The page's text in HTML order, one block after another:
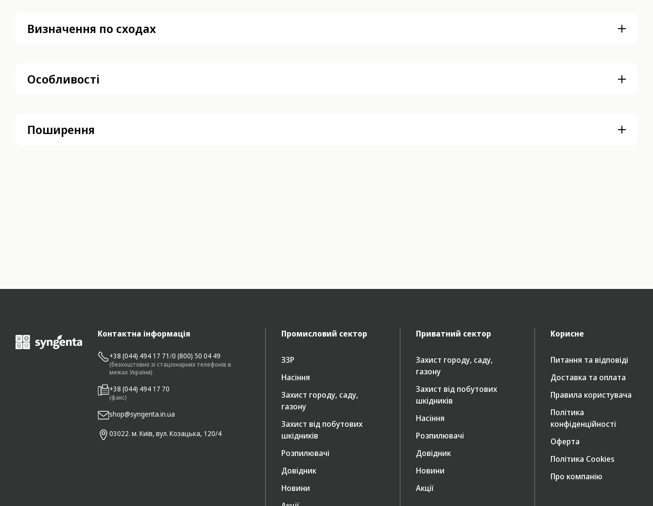
Визначення по сходах
Особливості
Поширення
Контактна інформація
+38 (044) 494 17 71/0 (800) 50 04 49
(безкоштовно зі стаціонарних телефонів в
межах України)
+38 (044) 494 17 70
(факс)
shop@syngenta.in.ua
03022. м. Київ, вул. Козацька, 120/4
Промисловий сектор
ЗЗР
Насіння
Захист городу, саду,
газону
Захист від побутових
шкідників
Розпилювачі
Довідник
Новини
Приватний сектор
Захист городу, саду,
газону
Захист від побутових
шкідників
Насіння
Розпилювачі
Довідник
Новини
Акції
Корисне
Питання та відповіді
Доставка та оплата
Правила користувача
Політика
конфіденційності
Оферта
Політика Cookies
Про компанію